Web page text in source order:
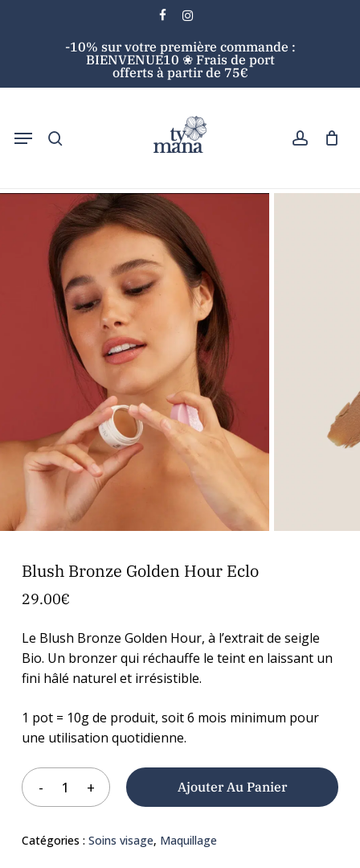
facebookinstagram
-10% sur votre première commande :
BIENVENUE10 ❀ Frais de port
offerts à partir de 75€
Menu
Cart
Accueil Soins visage Maquillage
Blush
Blush Bronze Golden Hour Eclo
29.00€
Le Blush Bronze Golden Hour, à l’extrait de seigle
Bio. Un bronzer qui réchauffe le teint en laissant un
fini hâlé naturel et irrésistible.
1 pot = 10g de produit, soit 6 mois minimum pour
une utilisation quotidienne.
Ajouter Au Panier
Catégories : Soins visage, Maquillage